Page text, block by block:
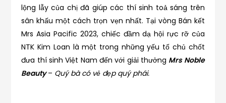
lộng lẫy của chị đã giúp các thí sinh toả sáng trên
sân khấu một cách trọn vẹn nhất. Tại vòng Bán kết
Mrs Asia Pacific 2023, chiếc đầm dạ hội rực rỡ của
NTK Kim Loan là một trong những yếu tố chủ chốt
đưa thí sinh Việt Nam đến với giải thưởng Mrs Noble
Beauty– Quý bà có vẻ đẹp quý phái.